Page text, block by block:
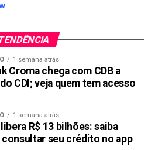
1 semana atrás
Croma chega com CDB a
CDI; veja quem tem acesso
1 semana atrás
libera R$ 13 bilhões: saiba
seu crédito no app